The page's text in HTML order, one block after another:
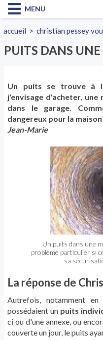
MENU
accueil >christian pessey
PUITS DANS
Un puits se trouve à
j'envisage d'acheter, une
dans le garage.
dangereux pour la
Jean-Marie
Un puits dans une
problème particulier si
sa
La réponse de
Autrefois, notamment
possédaient un puits
ci ou d'une annexe, ou
couverte un jour, le puits